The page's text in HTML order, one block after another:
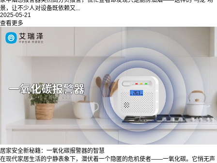
景，让不少人对设备既依赖又...
2025-05-21
查看更多
居家安全新秘籍：一氧化碳报警器的智慧
在现代家居生活的宁静表象下，潜伏着一个隐匿的危机使者——一氧化碳。它悄无声